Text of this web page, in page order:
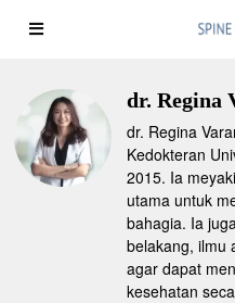
dr. Regina
dr. Regina
Kedokteran
2015. Ia
utama untuk
bahagia. Ia
belakang, ilmu
agar dapat
kesehatan